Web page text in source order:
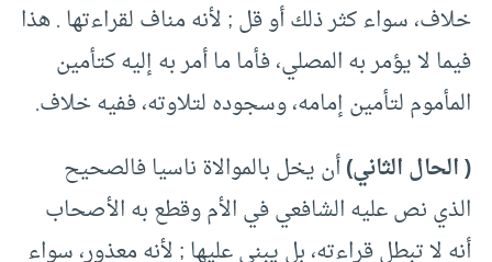
خلاف، سواء كثر ذلك أو قل ; لأنه مناف لقراءتها . هذا
فيما لا يؤمر به المصلي، فأما ما أمر به إليه كتأمين
المأموم لتأمين إمامه، وسجوده لتلاوته، ففيه خلاف.
( الحال الثاني)أن يخل بالموالاة ناسيا فالصحيح
الذي نص عليه الشافعي في الأم وقطع به الأصحاب
أنه لا تبطل قراءته، بل يبني عليها ; لأنه معذور، سواء